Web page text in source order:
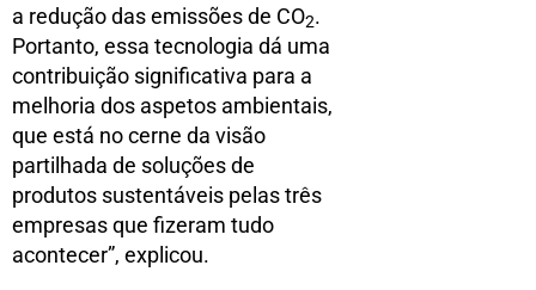
a redução das emissões de CO2.
Portanto, essa tecnologia dá uma
contribuição significativa para a
melhoria dos aspetos ambientais,
que está no cerne da visão
partilhada de soluções de
produtos sustentáveis pelas três
empresas que fizeram tudo
acontecer”, explicou.